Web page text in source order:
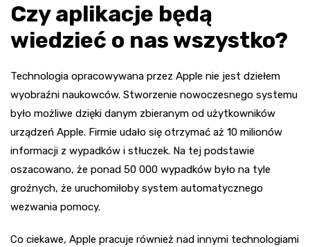
Czy aplikacje będą
wiedzieć o nas wszystko?
Technologia opracowywana przez Apple nie jest dziełem
wyobraźni naukowców. Stworzenie nowoczesnego systemu
było możliwe dzięki danym zbieranym od użytkowników
urządzeń Apple. Firmie udało się otrzymać aż 10 milionów
informacji z wypadków i stłuczek. Na tej podstawie
oszacowano, że ponad 50 000 wypadków było na tyle
groźnych, że uruchomiłoby system automatycznego
wezwania pomocy.
Co ciekawe, Apple pracuje również nad innymi technologiami